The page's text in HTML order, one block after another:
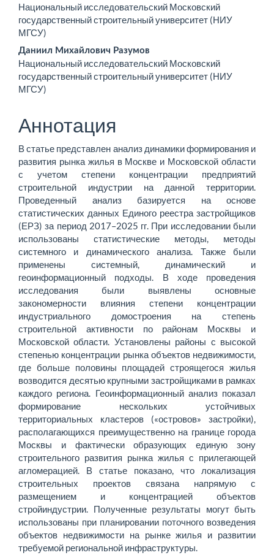
содержимое
статьи
Национальный исследовательский Московский
государственный строительный университет (НИУ
МГСУ)
Даниил Михайлович Разумов
Национальный исследовательский Московский
государственный строительный университет (НИУ
МГСУ)
Аннотация
В статье представлен анализ динамики формирования и
развития рынка жилья в Москве и Московской области
с учетом степени концентрации предприятий
строительной индустрии на данной территории.
Проведенный анализ базируется на основе
статистических данных Единого реестра застройщиков
(ЕРЗ) за период 2017–2025 гг. При исследовании были
использованы статистические методы, методы
системного и динамического анализа. Также были
применены системный, динамический и
геоинформационный подходы. В ходе проведения
исследования были выявлены основные
закономерности влияния степени концентрации
индустриального домостроения на степень
строительной активности по районам Москвы и
Московской области. Установлены районы с высокой
степенью концентрации рынка объектов недвижимости,
где больше половины площадей строящегося жилья
возводится десятью крупными застройщиками в рамках
каждого региона. Геоинформационный анализ показал
формирование нескольких устойчивых
территориальных кластеров («островов» застройки),
располагающихся преимущественно на границе города
Москвы и фактически образующих единую зону
строительного развития рынка жилья с прилегающей
агломерацией. В статье показано, что локализация
строительных проектов связана напрямую с
размещением и концентрацией объектов
стройиндустрии. Полученные результаты могут быть
использованы при планировании поточного возведения
объектов недвижимости на рынке жилья и развитии
требуемой региональной инфраструктуры.